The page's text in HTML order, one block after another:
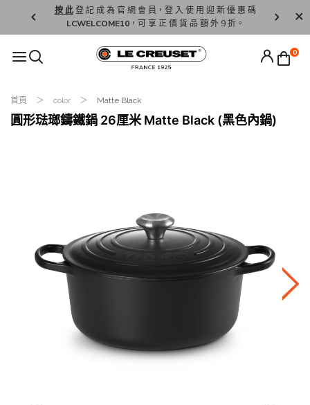
按 此登 記 成 為 官 網 會 員，登 入 使 用 迎 新 優 惠 碼
LCWELCOME10，可 享 正 價 貨 品 額 外 9 折。
香 港 / 澳
0
首頁 color Matte Black
圓形琺瑯鑄鐵鍋 26厘米 Matte Black (黑色內鍋)